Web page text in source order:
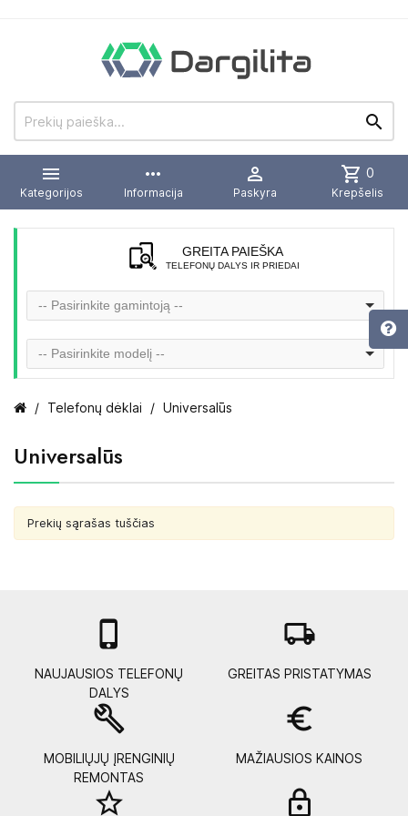


Kategorijos
more_horiz
Informacija

Paskyra
shopping_cart 0
Krepšelis
GREITA PAIEŠKA
TELEFONŲ DALYS IR PRIEDAI
-- Pasirinkite gamintoją --
-- Pasirinkite modelį --
Telefonų dėklai Universalūs
Universalūs
Prekių sąrašas tuščias

NAUJAUSIOS TELEFONŲ
DALYS
local_shipping
GREITAS PRISTATYMAS
build
MOBILIŲJŲ ĮRENGINIŲ
REMONTAS
euro_symbol
MAŽIAUSIOS KAINOS
star_border